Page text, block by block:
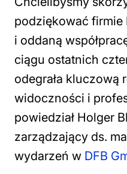
podziękować firmie
i oddaną
ciągu ostatnich
odegrała kluczową
widoczności i
powiedział Holger
zarządzający ds.
wydarzeń w DFB